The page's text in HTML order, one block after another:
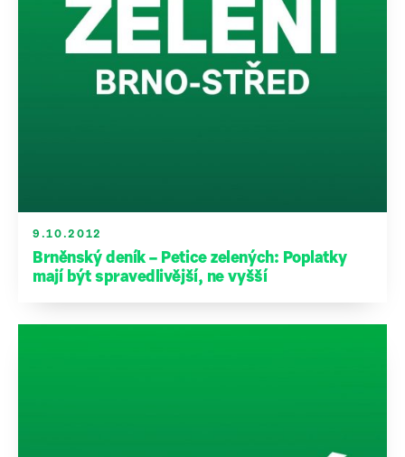
9.10.2012
Brněnský deník – Petice zelených: Poplatky
mají být spravedlivější, ne vyšší